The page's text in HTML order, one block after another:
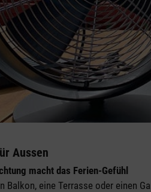
Aussen
macht das Ferien-Gefühl
Balkon, eine Terrasse oder einen